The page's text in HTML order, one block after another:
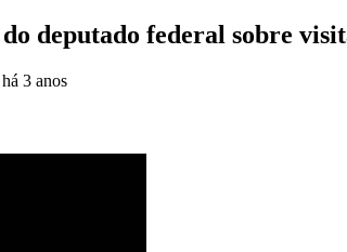
deputado federal sobre
há 3 anos